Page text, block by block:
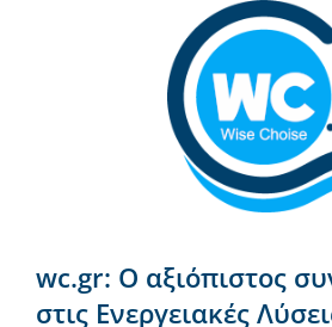
wc.gr: Ο αξιόπιστος
στις Ενεργειακές